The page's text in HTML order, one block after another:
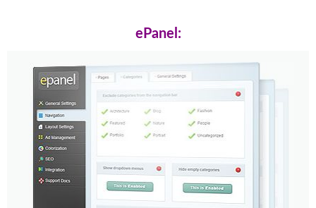
ePanel: